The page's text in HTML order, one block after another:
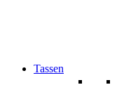
Tassen